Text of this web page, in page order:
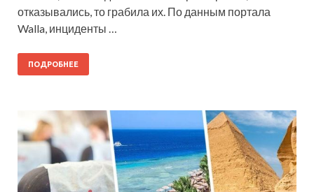
отказывались, то грабила их. По данным портала
Walla, инциденты …
ПОДРОБНЕЕ